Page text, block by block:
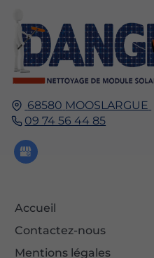
68580 MOOSLARGUE
09 74 56 44 85
Accueil
Contactez-nous
Mentions légales